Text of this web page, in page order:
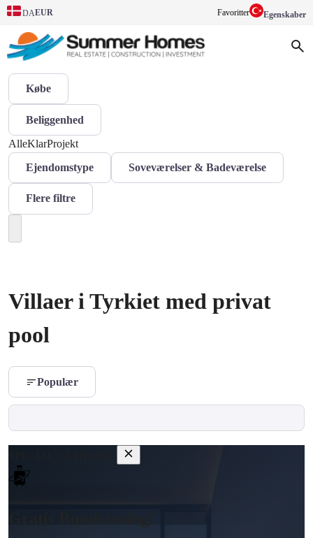
DAEUR Favoritter Egenskaber
Købe
Beliggenhed
AlleKlarProjekt
Ejendomstype Soveværelser & Badeværelse
Flere filtre
Villaer i Tyrkiet med privat
pool
Populær